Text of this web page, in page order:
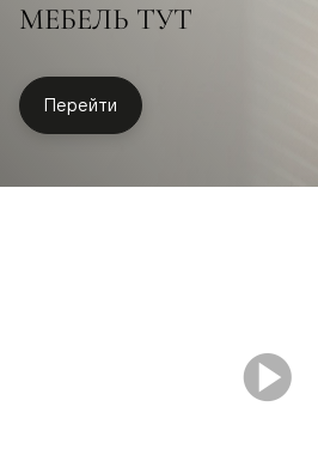
МЕБЕЛЬ ТУТ
Перейти